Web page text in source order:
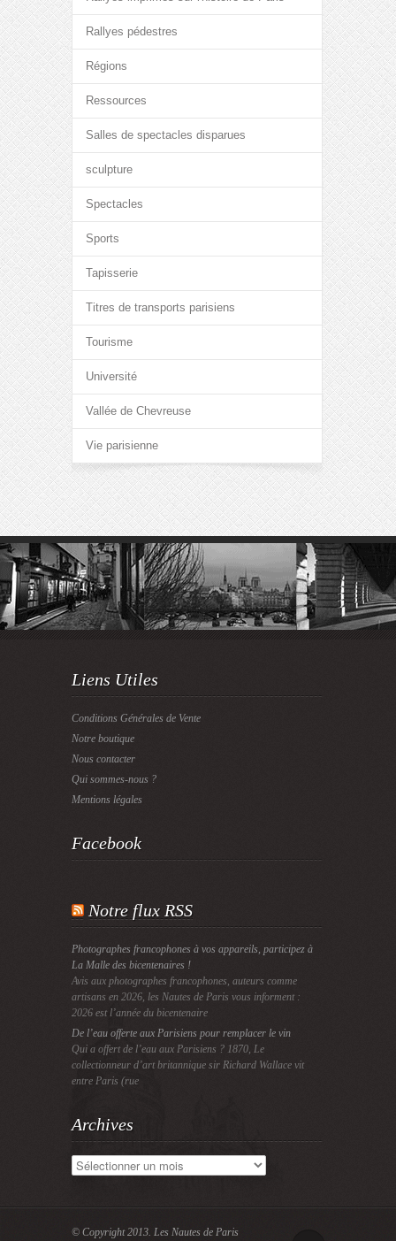
Rallyes pédestres
Régions
Ressources
Salles de spectacles disparues
sculpture
Spectacles
Sports
Tapisserie
Titres de transports parisiens
Tourisme
Université
Vallée de Chevreuse
Vie parisienne
Liens Utiles
Conditions Générales de Vente
Notre boutique
Nous contacter
Qui sommes-nous ?
Mentions légales
Facebook
Notre flux RSS
Photographes francophones à vos appareils, participez à
La Malle des bicentenaires !
Avis aux photographes francophones, auteurs comme
artisans en 2026, les Nautes de Paris vous informent :
2026 est l’année du bicentenaire
De l’eau offerte aux Parisiens pour remplacer le vin
Qui a offert de l’eau aux Parisiens ? 1870, Le
collectionneur d’art britannique sir Richard Wallace vit
entre Paris (rue
Archives
Archives
© Copyright 2013. Les Nautes de Paris